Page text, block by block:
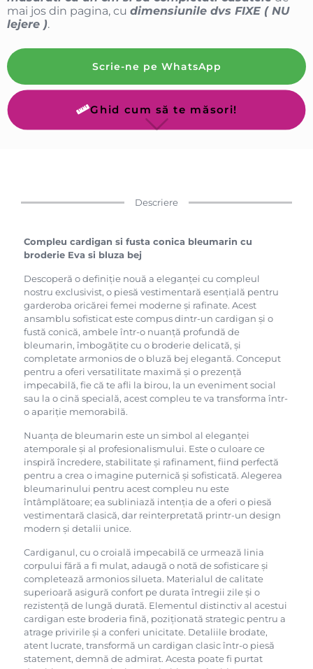
mai jos din pagina, cu dimensiunile dvs FIXE ( NU
lejere ).
Scrie-ne pe WhatsApp
Ghid cum să te măsori!
Descriere
Compleu cardigan si fusta conica bleumarin cu
broderie Eva si bluza bej
Descoperă o definiție nouă a eleganței cu compleul
nostru exclusivist, o piesă vestimentară esențială pentru
garderoba oricărei femei moderne și rafinate. Acest
ansamblu sofisticat este compus dintr-un cardigan și o
fustă conică, ambele într-o nuanță profundă de
bleumarin, îmbogățite cu o broderie delicată, și
completate armonios de o bluză bej elegantă. Conceput
pentru a oferi versatilitate maximă și o prezență
impecabilă, fie că te afli la birou, la un eveniment social
sau la o cină specială, acest compleu te va transforma într-
o apariție memorabilă.
Nuanța de bleumarin este un simbol al eleganței
atemporale și al profesionalismului. Este o culoare ce
inspiră încredere, stabilitate și rafinament, fiind perfectă
pentru a crea o imagine puternică și sofisticată. Alegerea
bleumarinului pentru acest compleu nu este
întâmplătoare; ea subliniază intenția de a oferi o piesă
vestimentară clasică, dar reinterpretată printr-un design
modern și detalii unice.
Cardiganul, cu o croială impecabilă ce urmează linia
corpului fără a fi mulat, adaugă o notă de sofisticare și
completează armonios silueta. Materialul de calitate
superioară asigură confort pe durata întregii zile și o
rezistență de lungă durată. Elementul distinctiv al acestui
cardigan este broderia fină, poziționată strategic pentru a
atrage privirile și a conferi unicitate. Detaliile brodate,
atent lucrate, transformă un cardigan clasic într-o piesă
statement, demnă de admirat. Acesta poate fi purtat